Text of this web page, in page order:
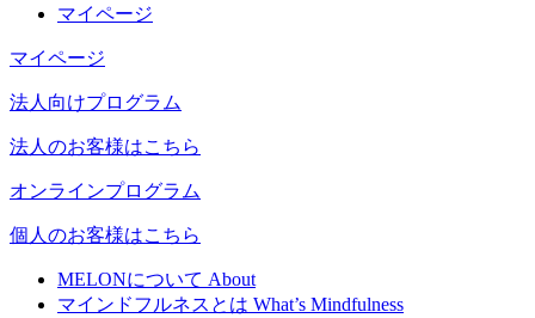
マイページ
マイページ
法人向けプログラム
法人のお客様はこちら
オンラインプログラム
個人のお客様はこちら
MELONについて About
マインドフルネスとは What’s Mindfulness